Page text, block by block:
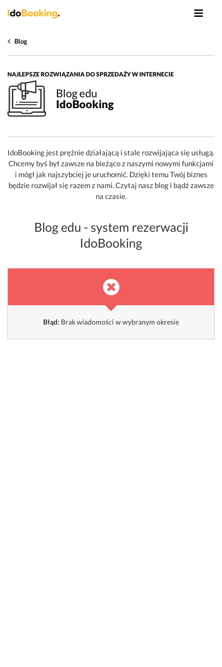
Blog
NAJLEPSZE ROZWIĄZANIA DO SPRZEDAŻY W INTERNECIE
Blog edu
IdoBooking
IdoBooking jest prężnie działającą i stale rozwijająca się usługą.
Chcemy byś był zawsze na bieżąco z naszymi nowymi funkcjami
i mógł jak najszybciej je uruchomić. Dzięki temu Twój biznes
będzie rozwijał się razem z nami. Czytaj nasz blog i bądź zawsze
na czasie.
Blog edu - system rezerwacji
IdoBooking
Błąd: Brak wiadomości w wybranym okresie